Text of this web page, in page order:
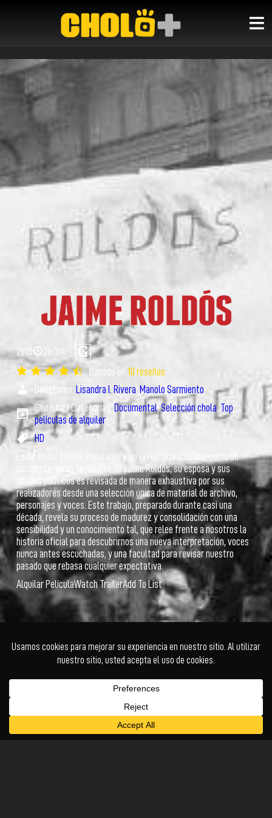
2013
2h 3m
Basado en 10 reseñas
Directores: Lisandra I. Rivera, Manolo Sarmiento
Géneros / Categorías: Documental,Selección chola, Top
películas de alquiler
HD
Leída en los textos escolares y en la Historia nacional como un
accidente aéreo, la muerte de Jaime Roldós, su esposa y sus
aliados políticos es revisada de manera exhaustiva por sus
realizadores desde una selección única de material de archivo,
personajes y voces. Este trabajo, preparado durante casi una
década, revela su proceso de madurez y consolidación con una
sensibilidad y un conocimiento tal, que relee frente a nosotros la
historia oficial para descubrirnos una nueva interpretación, voces
nunca antes escuchadas, y una facultad para revisar nuestro
pasado que rebasa cualquier expectativa.
Alquilar PelículaWatch TrailerAdd To List